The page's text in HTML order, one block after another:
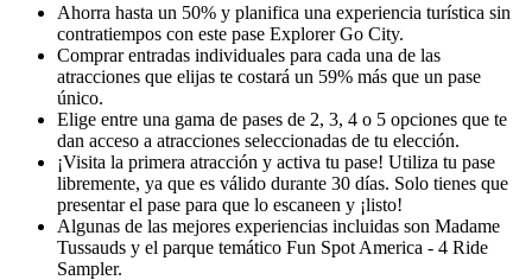
Ahorra hasta un 50% y planifica una experiencia turística sin
contratiempos con este pase Explorer Go City.
Comprar entradas individuales para cada una de las
atracciones que elijas te costará un 59% más que un pase
único.
Elige entre una gama de pases de 2, 3, 4 o 5 opciones que te
dan acceso a atracciones seleccionadas de tu elección.
¡Visita la primera atracción y activa tu pase! Utiliza tu pase
libremente, ya que es válido durante 30 días. Solo tienes que
presentar el pase para que lo escaneen y ¡listo!
Algunas de las mejores experiencias incluidas son Madame
Tussauds y el parque temático Fun Spot America - 4 Ride
Sampler.